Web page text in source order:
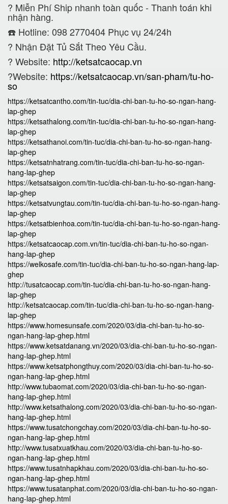
? Miễn Phí Ship nhanh toàn quốc - Thanh toán khi
nhận hàng.
☎️ Hotline: 098 2770404 Phục vụ 24/24h
? Nhận Đặt Tủ Sắt Theo Yêu Cầu.
? Website: http://ketsatcaocap.vn
?Website: https://ketsatcaocap.vn/san-pham/tu-ho-
so
https://ketsatcantho.com/tin-tuc/dia-chi-ban-tu-ho-so-ngan-hang-
lap-ghep
https://ketsathalong.com/tin-tuc/dia-chi-ban-tu-ho-so-ngan-hang-
lap-ghep
https://ketsathanoi.com/tin-tuc/dia-chi-ban-tu-ho-so-ngan-hang-
lap-ghep
https://ketsatnhatrang.com/tin-tuc/dia-chi-ban-tu-ho-so-ngan-
hang-lap-ghep
https://ketsatsaigon.com/tin-tuc/dia-chi-ban-tu-ho-so-ngan-hang-
lap-ghep
https://ketsatvungtau.com/tin-tuc/dia-chi-ban-tu-ho-so-ngan-hang-
lap-ghep
https://ketsatbienhoa.com/tin-tuc/dia-chi-ban-tu-ho-so-ngan-hang-
lap-ghep
https://ketsatcaocap.com.vn/tin-tuc/dia-chi-ban-tu-ho-so-ngan-
hang-lap-ghep
https://welkosafe.com/tin-tuc/dia-chi-ban-tu-ho-so-ngan-hang-lap-
ghep
http://tusatcaocap.com/tin-tuc/dia-chi-ban-tu-ho-so-ngan-hang-
lap-ghep
http://ketsatcaocap.com/tin-tuc/dia-chi-ban-tu-ho-so-ngan-hang-
lap-ghep
https://www.homesunsafe.com/2020/03/dia-chi-ban-tu-ho-so-
ngan-hang-lap-ghep.html
https://www.ketsatdanang.vn/2020/03/dia-chi-ban-tu-ho-so-ngan-
hang-lap-ghep.html
https://www.ketsatphongthuy.com/2020/03/dia-chi-ban-tu-ho-so-
ngan-hang-lap-ghep.html
http://www.tubaomat.com/2020/03/dia-chi-ban-tu-ho-so-ngan-
hang-lap-ghep.html
http://www.ketsathalong.com/2020/03/dia-chi-ban-tu-ho-so-ngan-
hang-lap-ghep.html
https://www.tusatchongchay.com/2020/03/dia-chi-ban-tu-ho-so-
ngan-hang-lap-ghep.html
http://www.tusatxuatkhau.com/2020/03/dia-chi-ban-tu-ho-so-
ngan-hang-lap-ghep.html
https://www.tusatnhapkhau.com/2020/03/dia-chi-ban-tu-ho-so-
ngan-hang-lap-ghep.html
https://www.tusatanphat.com/2020/03/dia-chi-ban-tu-ho-so-ngan-
hang-lap-ghep.html